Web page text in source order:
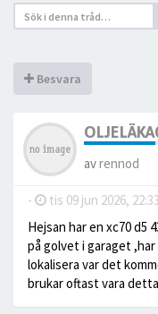
Besvara
avrennod
- tis 09 jun 2026, 22:33
Hejsan har en xc70 d5
på golvet i garaget
lokalisera var det
brukar oftast vara